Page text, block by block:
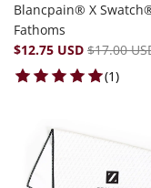
Blancpain® X
Fathoms
$12.75 USD $17.00
(1)1